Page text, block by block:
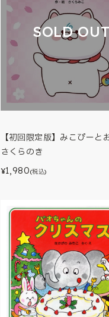
SOLD
【初回限定版】みこぴーと
さくらのき
¥1,980(税込)